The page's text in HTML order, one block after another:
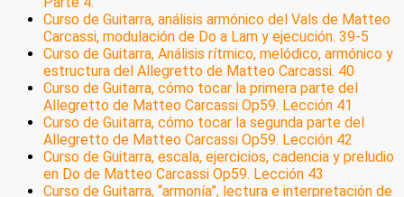
Curso de Guitarra, análisis armónico del Vals de Matteo
Carcassi, modulación de Do a Lam y ejecución. 39-5
Curso de Guitarra, Análisis rítmico, melódico, armónico y
estructura del Allegretto de Matteo Carcassi. 40
Curso de Guitarra, cómo tocar la primera parte del
Allegretto de Matteo Carcassi Op59. Lección 41
Curso de Guitarra, cómo tocar la segunda parte del
Allegretto de Matteo Carcassi Op59. Lección 42
Curso de Guitarra, escala, ejercicios, cadencia y preludio
en Do de Matteo Carcassi Op59. Lección 43
Curso de Guitarra, “armonía”, lectura e interpretación de